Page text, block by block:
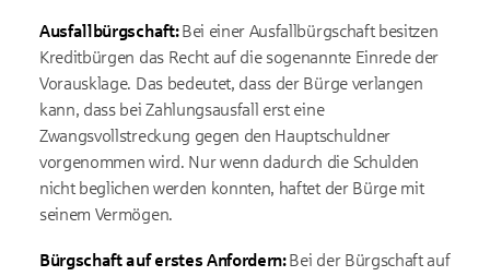
Ausfallbürgschaft:Bei einer Ausfallbürgschaft besitzen
Kreditbürgen das Recht auf die sogenannte Einrede der
Vorausklage. Das bedeutet, dass der Bürge verlangen
kann, dass bei Zahlungsausfall erst eine
Zwangsvollstreckung gegen den Hauptschuldner
vorgenommen wird. Nur wenn dadurch die Schulden
nicht beglichen werden konnten, haftet der Bürge mit
seinem Vermögen.
Bürgschaft auf erstes Anfordern:Bei der Bürgschaft auf